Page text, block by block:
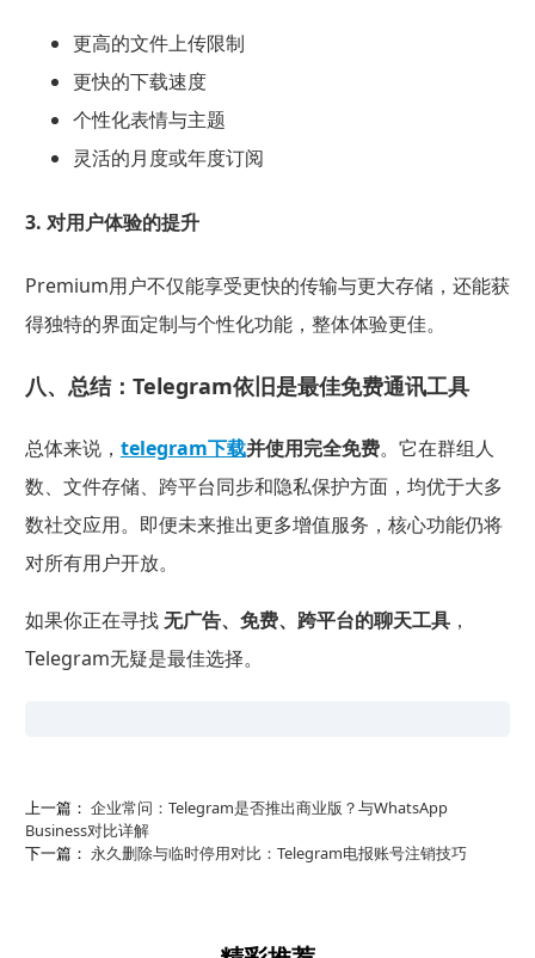
更高的文件上传限制
更快的下载速度
个性化表情与主题
灵活的月度或年度订阅
3. 对用户体验的提升
Premium用户不仅能享受更快的传输与更大存储，还能获
得独特的界面定制与个性化功能，整体体验更佳。
八、总结：Telegram依旧是最佳免费通讯工具
总体来说， telegram下载并使用完全免费。它在群组人
数、文件存储、跨平台同步和隐私保护方面，均优于大多
数社交应用。即便未来推出更多增值服务，核心功能仍将
对所有用户开放。
如果你正在寻找无广告、免费、跨平台的聊天工具，
Telegram无疑是最佳选择。
上一篇： 企业常问：Telegram是否推出商业版？与WhatsApp
Business对比详解
下一篇： 永久删除与临时停用对比：Telegram电报账号注销技巧